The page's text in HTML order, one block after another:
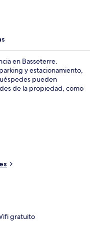
en Basseterre.
y estacionamiento,
pueden
de la propiedad, como
gratuito